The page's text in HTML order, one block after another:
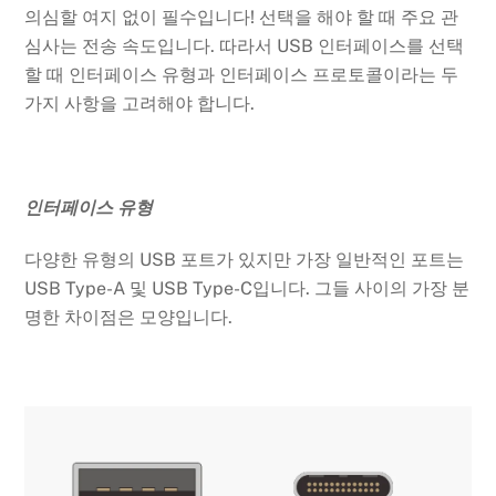
의심할 여지 없이 필수입니다! 선택을 해야 할 때 주요 관
심사는 전송 속도입니다. 따라서 USB 인터페이스를 선택
할 때 인터페이스 유형과 인터페이스 프로토콜이라는 두
가지 사항을 고려해야 합니다.
인터페이스 유형
다양한 유형의 USB 포트가 있지만 가장 일반적인 포트는
USB Type-A 및 USB Type-C입니다. 그들 사이의 가장 분
명한 차이점은 모양입니다.